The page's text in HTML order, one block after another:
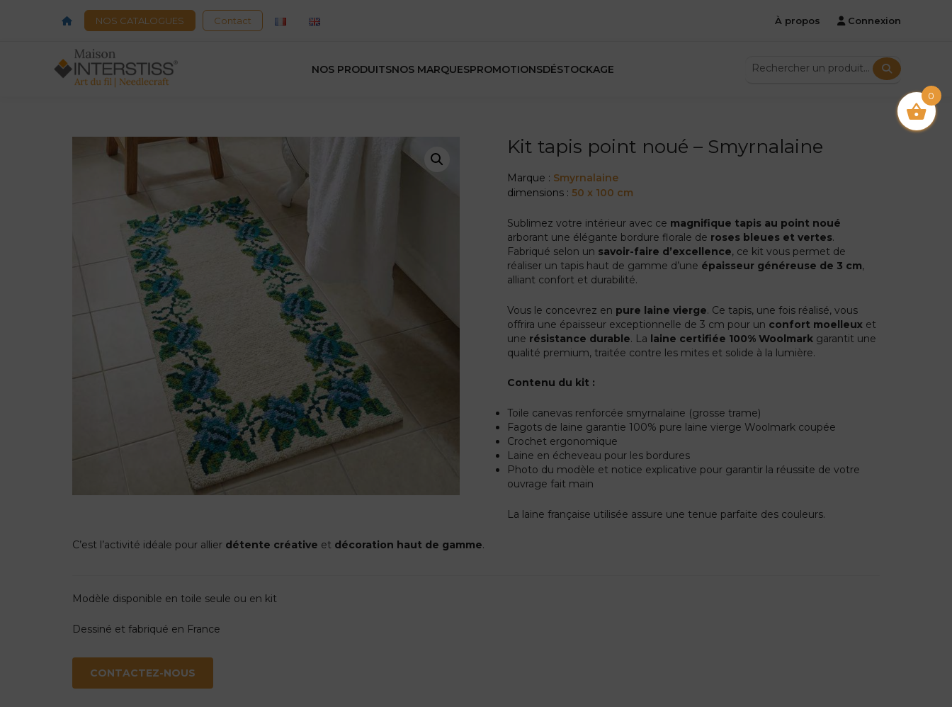
AcceuilNOS CATALOGUES Contact À propos Connexion
NOS PRODUITSNOS MARQUESPROMOTIONSDÉSTOCKAGE
Kit tapis point noué – Smyrnalaine
Marque : Smyrnalaine
dimensions :50 x 100 cm
Sublimez votre intérieur avec ce magnifique tapis au point noué
arborant une élégante bordure florale de roses bleues et vertes.
Fabriqué selon un savoir-faire d’excellence, ce kit vous permet de
réaliser un tapis haut de gamme d’une épaisseur généreuse de 3 cm,
alliant confort et durabilité.
Vous le concevrez en pure laine vierge. Ce tapis, une fois réalisé, vous
offrira une épaisseur exceptionnelle de 3 cm pour un confort moelleux et
une résistance durable. La laine certifiée 100% Woolmark garantit une
qualité premium, traitée contre les mites et solide à la lumière.
Contenu du kit :
Toile canevas renforcée smyrnalaine (grosse trame)
Fagots de laine garantie 100% pure laine vierge Woolmark coupée
Crochet ergonomique
Laine en écheveau pour les bordures
Photo du modèle et notice explicative pour garantir la réussite de votre
ouvrage fait main
La laine française utilisée assure une tenue parfaite des couleurs.
C’est l’activité idéale pour allier détente créative et décoration haut de gamme.
Modèle disponible en toile seule ou en kit
Dessiné et fabriqué en France
CONTACTEZ-NOUS
0